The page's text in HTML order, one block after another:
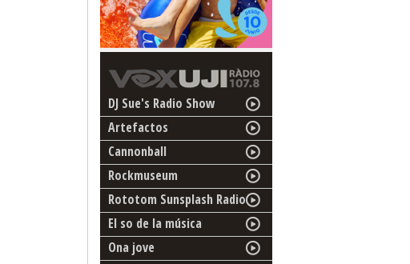
DJ Sue's Radio Show
Artefactos
Cannonball
Rockmuseum
Rototom Sunsplash Radio
El so de la música
Ona jove